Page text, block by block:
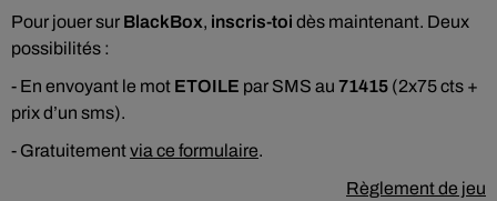
Pour jouer sur BlackBox, inscris-toi dès maintenant. Deux
possibilités :
- En envoyant le mot ETOILE par SMS au 71415 (2x75 cts +
prix d’un sms).
- Gratuitementvia ce formulaire.
Règlement de jeu